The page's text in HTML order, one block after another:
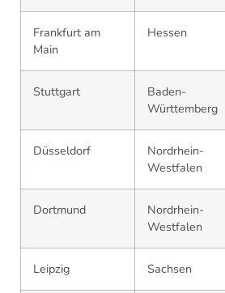
Frankfurt am
Main
Hessen
Stuttgart
Baden-
Württemberg
Düsseldorf
Nordrhein-
Westfalen
Dortmund
Nordrhein-
Westfalen
Leipzig Sachsen